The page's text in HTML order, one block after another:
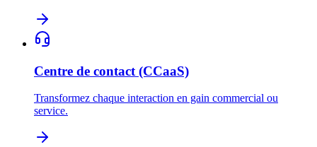
Centre de contact (CCaaS)
Transformez chaque interaction en gain commercial ou
service.